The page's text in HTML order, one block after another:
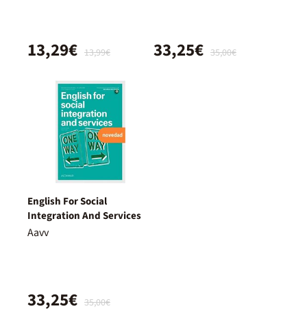
13,99€
13,29€ 35,00€
33,25€
English For Social
Integration And Services
Aavv
35,00€
33,25€